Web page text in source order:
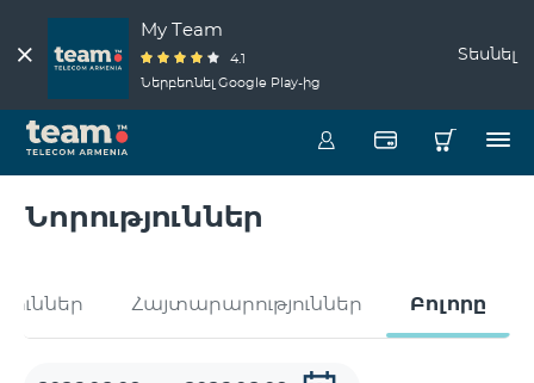
My Team
4.1
Ներբեռնել Google Play-ից
Տեսնել
Նորություններ
Հայտարարություններ Բոլորը